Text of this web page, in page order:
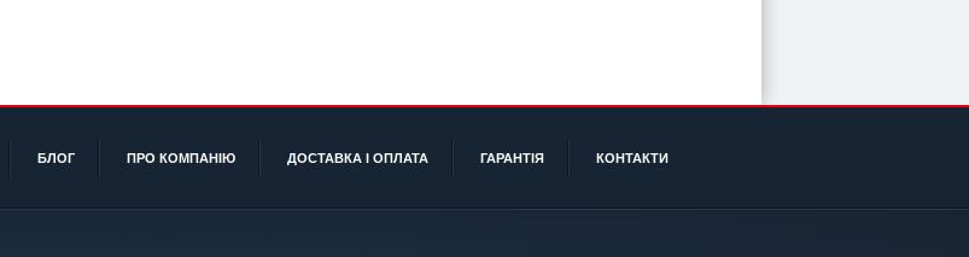
БЛОГ ПРО КОМПАНІЮ ДОСТАВКА І ОПЛАТА ГАРАНТІЯ КОНТАКТИ